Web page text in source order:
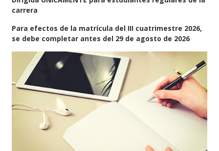
carrera
Para efectos de la matrícula del III cuatrimestre 2026,
se debe completar antes del 29 de agosto de 2026